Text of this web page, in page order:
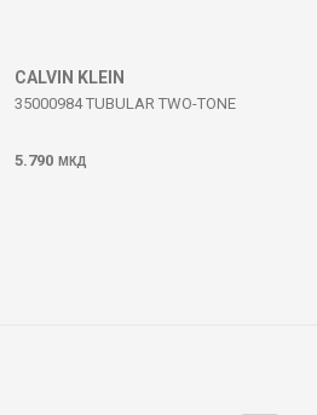
CALVIN KLEIN
35000984 TUBULAR TWO-TONE
5.790 МКД